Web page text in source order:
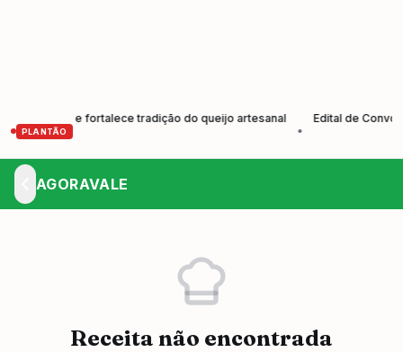
PLANTÃO
e fortalece tradição do queijo artesanal
Edital de
AGORAVALE
Receita não encontrada